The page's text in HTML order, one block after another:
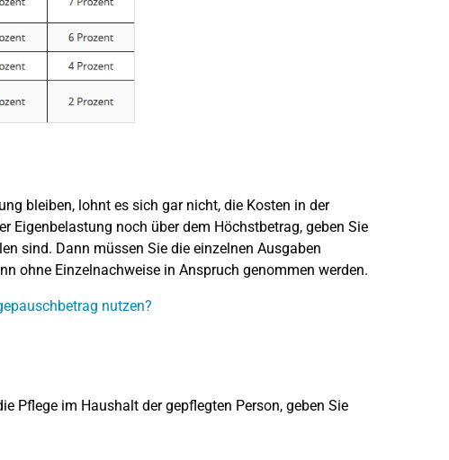
bleiben, lohnt es sich gar nicht, die Kosten in der
Eigenbelastung noch über dem Höchstbetrag, geben Sie
sind. Dann müssen Sie die einzelnen Ausgaben
ohne Einzelnachweise in Anspruch genommen werden.
nutzen?
Pflege im Haushalt der gepflegten Person, geben Sie